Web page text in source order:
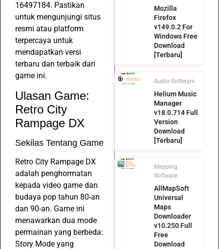
16497184. Pastikan
untuk mengunjungi situs
resmi atau platform
terpercaya untuk
mendapatkan versi
terbaru dan terbaik dari
game ini.
Ulasan Game:
Retro City
Rampage DX
Sekilas Tentang Game
Retro City Rampage DX
adalah penghormatan
kepada video game dan
budaya pop tahun 80-an
dan 90-an. Game ini
menawarkan dua mode
permainan yang berbeda:
Story Mode yang
Mozilla
Firefox
v149.0.2 For
Windows Free
Download
[Terbaru]
Audio Software
Helium Music
Manager
v18.0.714 Full
Version
Download
[Terbaru]
Mapping
Software
AllMapSoft
Universal
Maps
Downloader
v10.250 Full
Free
Download